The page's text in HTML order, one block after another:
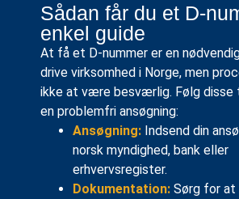
Sådan får du et D-
enkel guide
At få et D-nummer er en
drive virksomhed i Norge, men
ikke at være besværlig. Følg disse
en problemfri ansøgning:
Ansøgning: Indsend din
norsk myndighed, bank eller
erhvervsregister.
Dokumentation: Sørg for